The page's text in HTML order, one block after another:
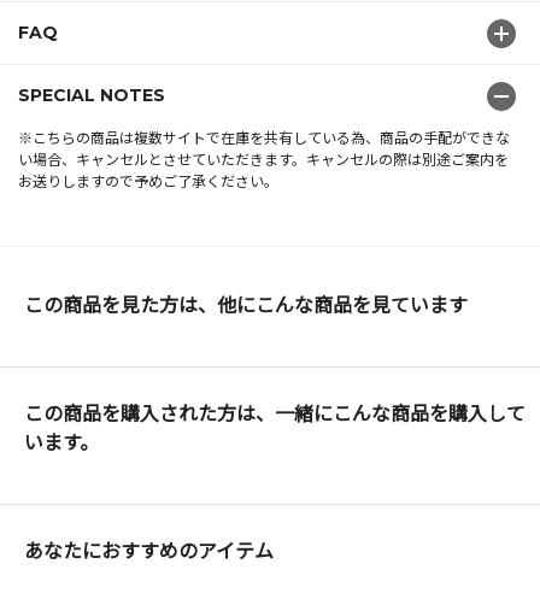
FAQ
SPECIAL NOTES
※こちらの商品は複数サイトで在庫を共有している為、商品の手配ができな
い場合、キャンセルとさせていただきます。キャンセルの際は別途ご案内を
お送りしますので予めご了承ください。
この商品を見た方は、他にこんな商品を見ています
この商品を購入された方は、一緒にこんな商品を購入して
います。
あなたにおすすめのアイテム